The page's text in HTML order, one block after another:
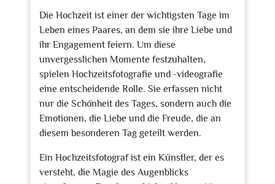
Die Hochzeit ist einer der wichtigsten Tage im
Leben eines Paares, an dem sie ihre Liebe und
ihr Engagement feiern. Um diese
unvergesslichen Momente festzuhalten,
spielen Hochzeitsfotografie und -videografie
eine entscheidende Rolle. Sie erfassen nicht
nur die Schönheit des Tages, sondern auch die
Emotionen, die Liebe und die Freude, die an
diesem besonderen Tag geteilt werden.
Ein Hochzeitsfotograf ist ein Künstler, der es
versteht, die Magie des Augenblicks